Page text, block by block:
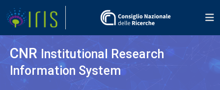
CNR Institutional Research
Information System